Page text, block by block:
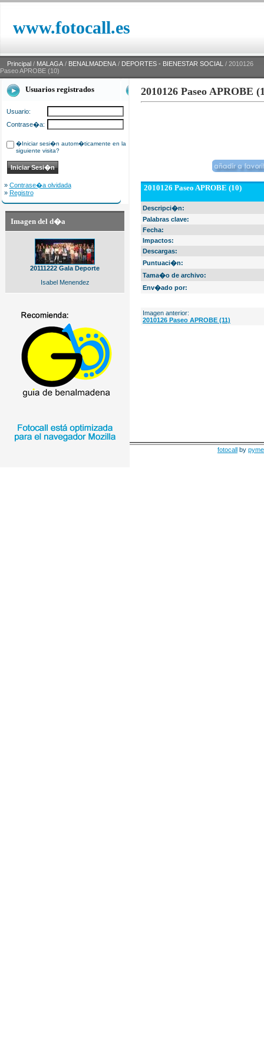
www.fotocall.es
Principal / MALAGA / BENALMADENA / DEPORTES - BIENESTAR SOCIAL / 2010126
Paseo APROBE (10)
Usuarios registrados
Usuario:
Contrase�a:
�Iniciar sesi�n autom�ticamente en la
siguiente visita?
» Contrase�a olvidada
» Registro
Imagen del d�a
20111222 Gala Deporte
Isabel Menendez
2010126 Paseo APROBE
2010126 Paseo APROBE (10)
Descripci�n:
Palabras clave:
Fecha:
Impactos:
Descargas:
Puntuaci�n:
Tama�o de archivo:
Env�ado por:
Imagen anterior:
2010126 Paseo APROBE (11)
fotocall by